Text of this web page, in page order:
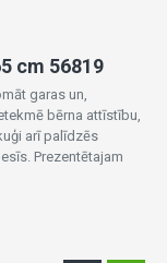
cm 56819
garas un,
bērna attīstību,
arī palīdzēs
Prezentētajam